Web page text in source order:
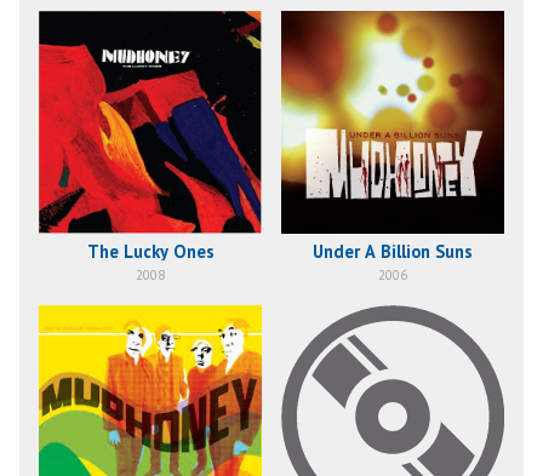
The Lucky Ones
2008
Under A Billion Suns
2006